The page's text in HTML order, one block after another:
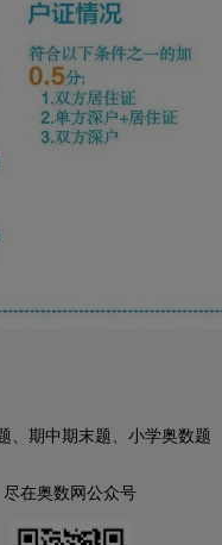
、期中期末题、小学奥数题
尽在奥数网公众号